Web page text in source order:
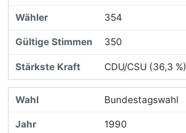
354
350
CDU/CSU (36,3 %)
Bundestagswahl
1990